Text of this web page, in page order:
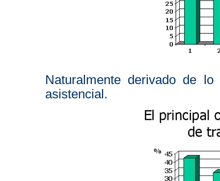
Naturalmente derivado de
asistencial.